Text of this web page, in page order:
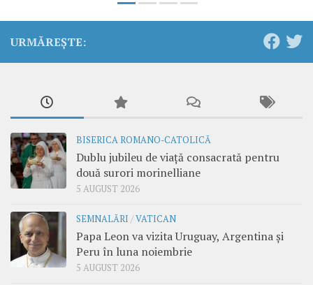
URMĂREȘTE:
BISERICA ROMANO-CATOLICĂ
Dublu jubileu de viață consacrată pentru
două surori morinelliane
5 AUGUST 2026
SEMNALĂRI /VATICAN
Papa Leon va vizita Uruguay, Argentina și
Peru în luna noiembrie
5 AUGUST 2026